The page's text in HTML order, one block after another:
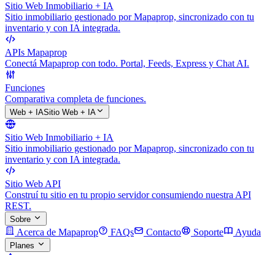
Sitio Web Inmobiliario + IA
Sitio inmobiliario gestionado por Mapaprop, sincronizado con tu
inventario y con IA integrada.
APIs Mapaprop
Conectá Mapaprop con todo. Portal, Feeds, Express y Chat AI.
Funciones
Comparativa completa de funciones.
Web + IASitio Web + IA
Sitio Web Inmobiliario + IA
Sitio inmobiliario gestionado por Mapaprop, sincronizado con tu
inventario y con IA integrada.
Sitio Web API
Construí tu sitio en tu propio servidor consumiendo nuestra API
REST.
Sobre
Acerca de Mapaprop FAQs Contacto Soporte Ayuda
Planes